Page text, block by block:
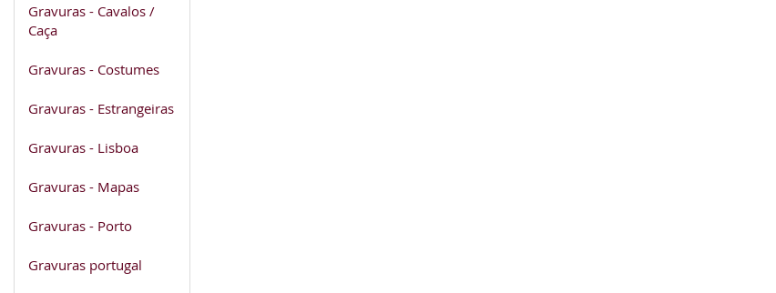
Gravuras - Cavalos /
Caça
Gravuras - Costumes
Gravuras - Estrangeiras
Gravuras - Lisboa
Gravuras - Mapas
Gravuras - Porto
Gravuras portugal